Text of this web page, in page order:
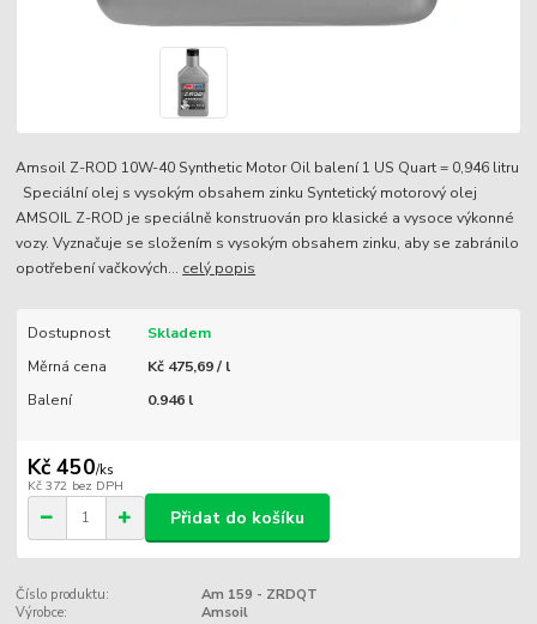
Amsoil Z-ROD 10W-40 Synthetic Motor Oil balení 1 US Quart = 0,946 litru
Speciální olej s vysokým obsahem zinku Syntetický motorový olej
AMSOIL Z-ROD je speciálně konstruován pro klasické a vysoce výkonné
vozy. Vyznačuje se složením s vysokým obsahem zinku, aby se zabránilo
opotřebení vačkových... celý popis
Dostupnost
Skladem
Měrná cena
Kč 475,69 / l
Balení
0.946 l
Kč 450/ks
Kč 372 bez DPH
Přidat do košíku
Číslo produktu:
Am 159 - ZRDQT
Výrobce:
Amsoil